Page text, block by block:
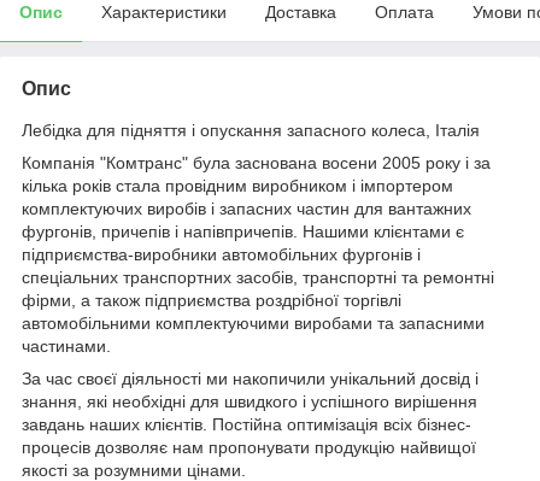
Опис Характеристики Доставка Оплата Умови
Опис
Лебідка для підняття і опускання запасного колеса, Італія
Компанія "Комтранс" була заснована восени 2005 року і за
кілька років стала провідним виробником і імпортером
комплектуючих виробів і запасних частин для вантажних
фургонів, причепів і напівпричепів. Нашими клієнтами є
підприємства-виробники автомобільних фургонів і
спеціальних транспортних засобів, транспортні та ремонтні
фірми, а також підприємства роздрібної торгівлі
автомобільними комплектуючими виробами та запасними
частинами.
За час своєї діяльності ми накопичили унікальний досвід і
знання, які необхідні для швидкого і успішного вирішення
завдань наших клієнтів. Постійна оптимізація всіх бізнес-
процесів дозволяє нам пропонувати продукцію найвищої
якості за розумними цінами.